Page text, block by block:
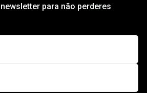
para não perderes